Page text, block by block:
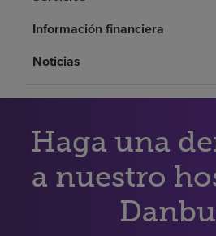
Acerca de nosotros
Inversores
Información financiera
Noticias
Haga una
a nuestro